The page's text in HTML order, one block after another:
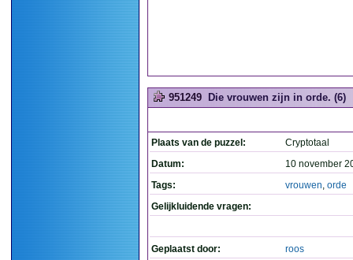
951249 Die vrouwen zijn in orde. (6)
Plaats van de puzzel:
Cryptotaal
Datum:
10 november
Tags:
vrouwen, orde
Gelijkluidende vragen:
Geplaatst door: roos